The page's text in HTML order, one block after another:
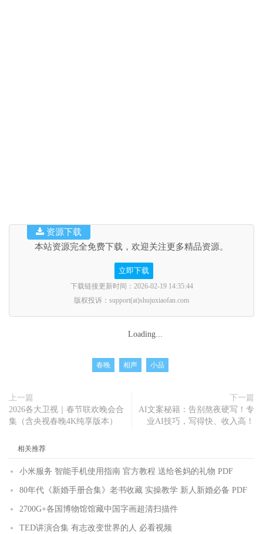
本站资源完全免费下载，欢迎关注更多精品资源。
立即下载
下载链接更新时间：2026-02-19 14:35:44
版权投诉：support(at)shujuxiaofan.com
资源下载
Loading...
春晚 相声 小品
上一篇
2026各大卫视｜春节联欢晚会合
集（含央视春晚4K纯享版本）
下一篇
AI文案秘籍：告别熬夜硬写！专
业AI技巧，写得快、收入高！
相关推荐
小米服务 智能手机使用指南 官方教程 送给爸妈的礼物 PDF
80年代《新婚手册合集》老书收藏 实操教学 新人新婚必备 PDF
2700G+各国博物馆馆藏中国字画超清扫描件
TED讲演合集 有志改变世界的人 必看视频